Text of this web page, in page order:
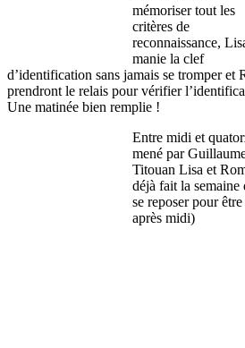
mémoriser tout les
critères de
reconnaissance,
manie la clef
d’identification sans jamais se tromper et
prendront le relais pour vérifier
Une matinée bien remplie !
Entre midi et
mené par
Titouan Lisa et
déjà fait la
se reposer pour
après midi)